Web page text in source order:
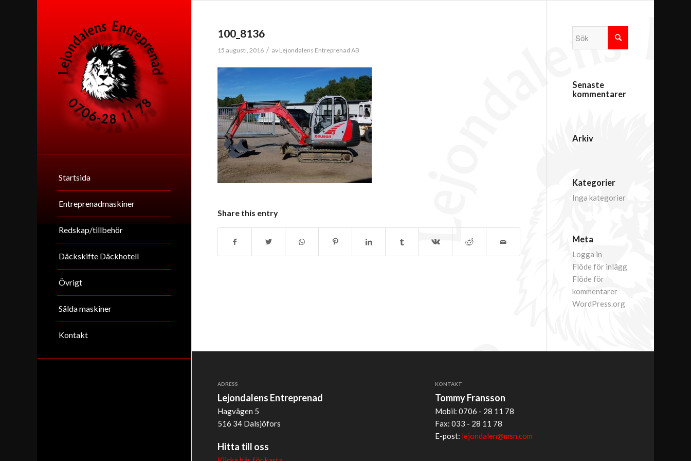
Startsida
Entreprenadmaskiner
Redskap/tillbehör
Däckskifte Däckhotell
Övrigt
Sålda maskiner
Kontakt
100_8136
15 augusti, 2016 / av Lejondalens Entreprenad AB
Share this entry
Senaste
kommentarer
Arkiv
Kategorier
Inga kategorier
Meta
Logga in
Flöde för inlägg
Flöde för
kommentarer
WordPress.org
ADRESS
Lejondalens Entreprenad
Hagvägen 5
516 34 Dalsjöfors
Hitta till oss
KONTAKT
Tommy Fransson
Mobil: 0706 - 28 11 78
Fax: 033 - 28 11 78
E-post: lejondalen@msn.com